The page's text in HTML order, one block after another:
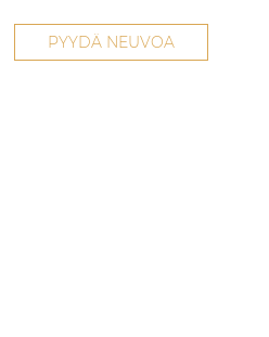
PYYDÄ NEUVOA